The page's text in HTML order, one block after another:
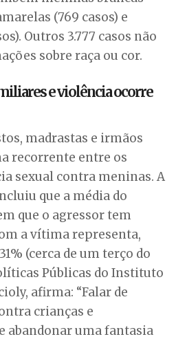
(769 casos) e
Outros 3.777 casos não
sobre raça ou cor.
e violência ocorre
madrastas e irmãos
recorrente entre os
sexual contra meninas. A
que a média do
que o agressor tem
a vítima representa,
(cerca de um terço do
Públicas do Instituto
afirma: “Falar de
crianças e
abandonar uma fantasia